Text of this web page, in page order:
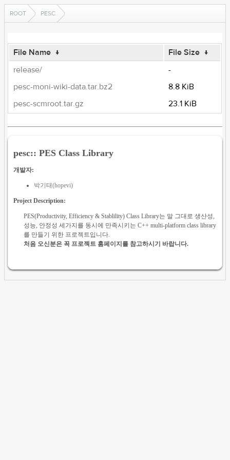
ROOT PESC
File Name ↓ File Size ↓
release/
-
pesc-moni-wiki-data.tar.bz2
8.8 KiB
pesc-scmroot.tar.gz
23.1 KiB
pesc:: PES Class Library
개발자:
박기태(hopevi)
Project Description:
PES(Productivity, Efficiency & Stablility) Class Library는 말 그대로 생산성,
성능, 안정성 세가지를 동시에 만족시키는 C++ multi-platform class library
를 만들기 위한 프로젝트입니다.
처음 오신분은 꼭 프로젝트 홈페이지를 참고하시기 바랍니다.